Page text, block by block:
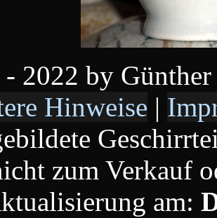
- 2022 by
Hinweise |
zum Verkauf
am: